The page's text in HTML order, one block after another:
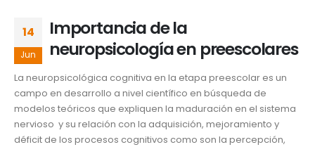
14
Jun
Importancia de la
neuropsicología en preescolares
La neuropsicológica cognitiva en la etapa preescolar es un
campo en desarrollo a nivel científico en búsqueda de
modelos teóricos que expliquen la maduración en el sistema
nervioso y su relación con la adquisición, mejoramiento y
déficit de los procesos cognitivos como son la percepción,